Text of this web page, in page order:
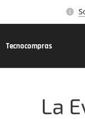
Tecnocompras
La